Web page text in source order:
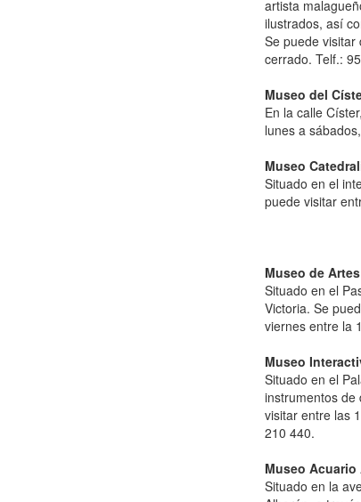
artista
ilustrados, así
Se puede
cerrado. Telf.:
Museo del
En la calle
lunes a
Museo
Situado en el
puede visitar
Museo de
Situado en el
Victoria. Se
viernes entre la
Museo
Situado en el
instrumentos de
visitar entre las
210 440.
Museo Acuario
Situado en la